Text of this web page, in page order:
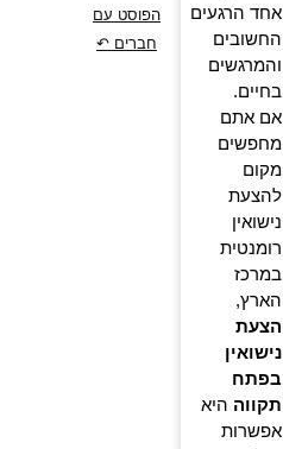
אחד הרגעים
החשובים
והמרגשים
בחיים.
אם אתם
מחפשים
מקום
להצעת
נישואין
רומנטית
במרכז
הארץ,
הצעת
נישואין
בפתח
תקווה היא
אפשרות
הפוסט עם
חברים ↶